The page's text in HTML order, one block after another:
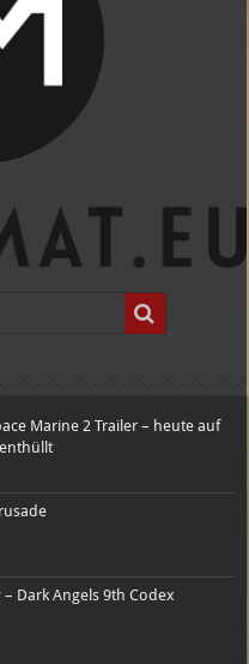
Marine 2 Trailer – heute auf
Dark Angels 9th Codex